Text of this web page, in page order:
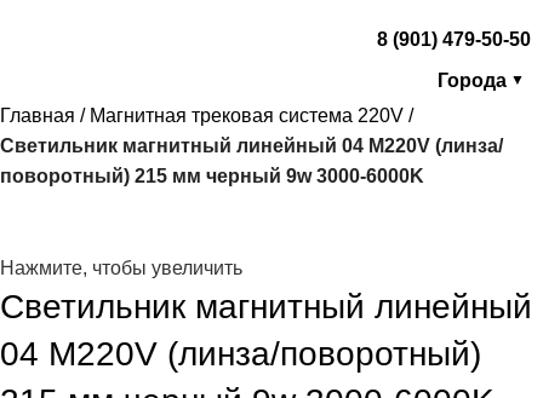
8 (901) 479-50-50
Города ▼
Главная
Магнитная трековая система 220V
Светильник магнитный линейный 04 М220V (линза/
поворотный) 215 мм черный 9w 3000-6000K
Нажмите, чтобы увеличить
Светильник магнитный линейный
04 М220V (линза/поворотный)